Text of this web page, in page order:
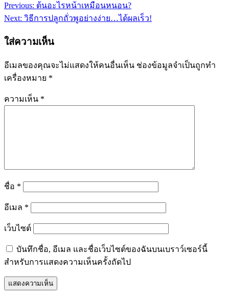
Previous: ต้นอะไรหน้าเหมือนหนอน?
Next: วิธีการปลูกถั่วพูอย่างง่าย…ได้ผลเร็ว!
ใส่ความเห็น
อีเมลของคุณจะไม่แสดงให้คนอื่นเห็น ช่องข้อมูลจำเป็นถูกทำ
เครื่องหมาย *
ความเห็น *
ชื่อ *
อีเมล *
เว็บไซต์
บันทึกชื่อ, อีเมล และชื่อเว็บไซต์ของฉันบนเบราว์เซอร์นี้
สำหรับการแสดงความเห็นครั้งถัดไป